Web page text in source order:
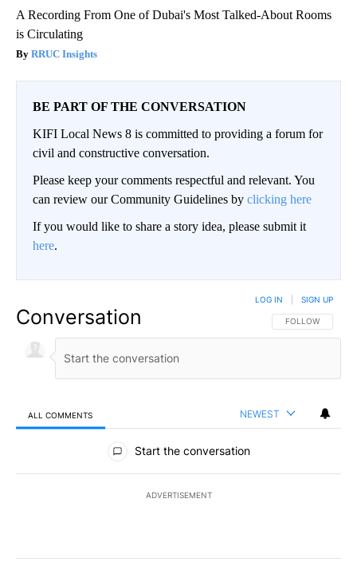
A Recording From One of Dubai's Most Talked-About Rooms
is Circulating
RRUC Insights
BE PART OF THE CONVERSATION
KIFI Local News 8 is committed to providing a forum for
civil and constructive conversation.
Please keep your comments respectful and relevant. You
can review our Community Guidelines by clicking here
If you would like to share a story idea, please submit it
here.
Conversation FOLLOW THIS
FOLLOW
LOG IN SIGN UP
ALL COMMENTS NEWEST
All Comments
Start the conversation
ADVERTISEMENT